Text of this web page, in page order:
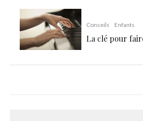
Conseils Enfants
La clé pour